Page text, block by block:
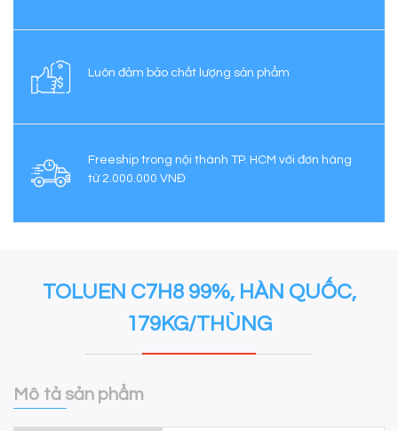
Luôn đảm bảo chất lượng sản phẩm
Freeship trong nội thành TP. HCM với đơn hàng
từ 2.000.000 VNĐ
TOLUEN C7H8 99%, HÀN QUỐC,
179KG/THÙNG
Mô tả sản phẩm